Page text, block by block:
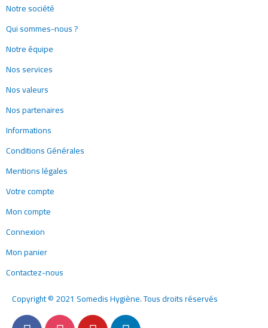
Notre société
Qui sommes-nous ?
Notre équipe
Nos services
Nos valeurs
Nos partenaires
Informations
Conditions Générales
Mentions légales
Votre compte
Mon compte
Connexion
Mon panier
Contactez-nous
Copyright © 2021 Somedis Hygiène. Tous droits réservés